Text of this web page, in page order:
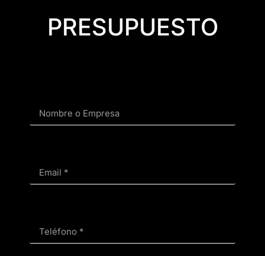
PRESUPUESTO